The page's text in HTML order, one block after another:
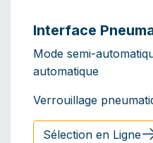
Interface
Mode semi-
automatique
Verrouillage
Sélection en Ligne